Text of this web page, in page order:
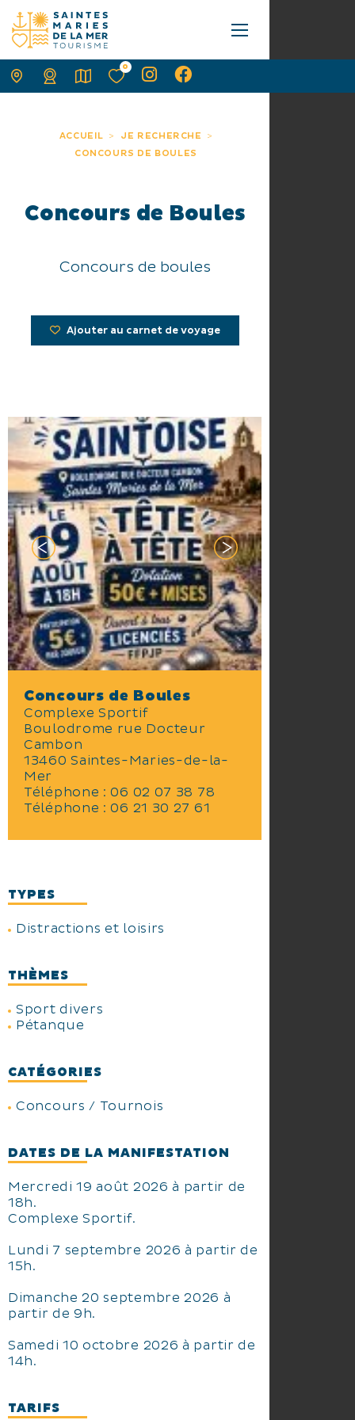
ACCUEIL
JE RECHERCHE
CONCOURS DE BOULES
Concours de Boules
Concours de boules
Ajouter au carnet de voyage
Concours de Boules
Complexe Sportif
Boulodrome rue Docteur
Cambon
13460 Saintes-Maries-de-la-
Mer
Téléphone :06 02 07 38 78
Téléphone :06 21 30 27 61
TYPES
Distractions et loisirs
THÈMES
Sport divers
Pétanque
CATÉGORIES
Concours / Tournois
DATES DE LA MANIFESTATION
Mercredi 19 août 2026 à partir de
18h.
Complexe Sportif.
Lundi 7 septembre 2026 à partir de
15h.
Dimanche 20 septembre 2026 à
partir de 9h.
Samedi 10 octobre 2026 à partir de
14h.
TARIFS
0